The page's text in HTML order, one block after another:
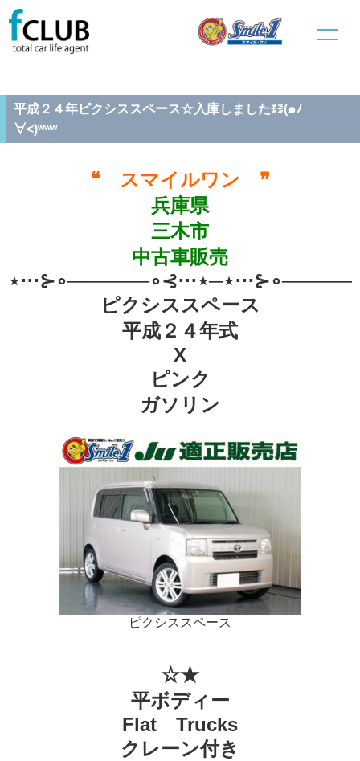
ホーム
平成２４年ピクシススペース☆入庫しましたꉂꉂ(๑ﾉ∀˂)ʷʷʷ
平成２４年ピクシススペース☆入庫しましたꉂꉂ(๑ﾉ
∀˂)ʷʷʷ
❝ スマイルワン ❞
兵庫県
三木市
中古車販売
ピクシススペース
平成２４年式
X
ピンク
ガソリン
ピクシススペース
☆★
平ボディー
Flat Trucks
クレーン付き